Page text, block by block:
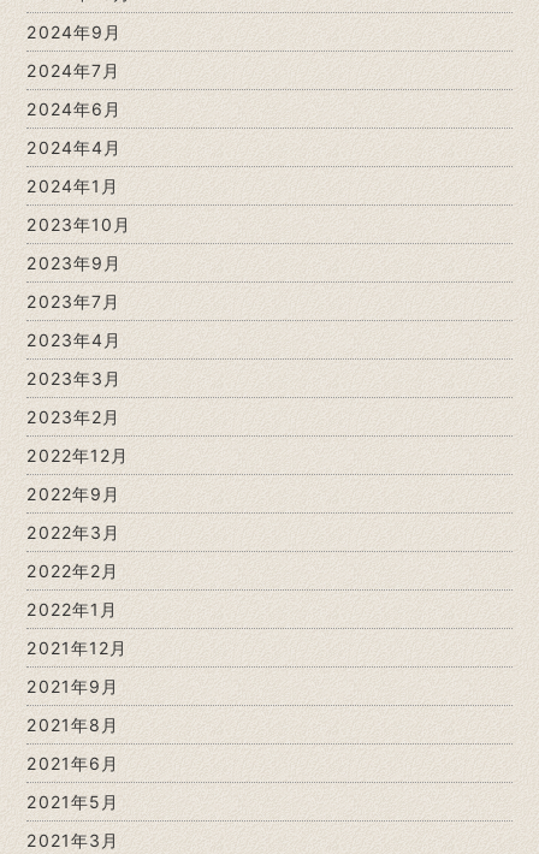
2024年9月
2024年7月
2024年6月
2024年4月
2024年1月
2023年10月
2023年9月
2023年7月
2023年4月
2023年3月
2023年2月
2022年12月
2022年9月
2022年3月
2022年2月
2022年1月
2021年12月
2021年9月
2021年8月
2021年6月
2021年5月
2021年3月